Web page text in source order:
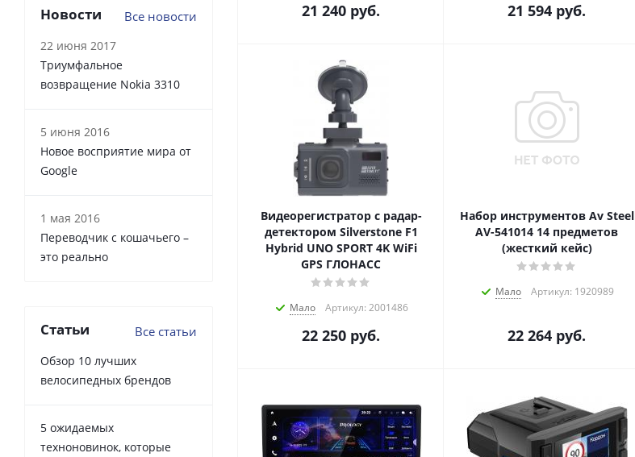
21 240 руб. 21 594 руб.
Видеорегистратор с радар-
детектором Silverstone F1
Hybrid UNO SPORT 4K WiFi
GPS ГЛОНАСС
Мало Артикул: 2001486
22 250 руб.
Набор инструментов Av Steel
AV-541014 14 предметов
(жесткий кейс)
Мало Артикул: 1920989
22 264 руб.
Новости Все новости
22 июня 2017
Триумфальное
возвращение Nokia 3310
5 июня 2016
Новое восприятие мира от
Google
1 мая 2016
Переводчик с кошачьего –
это реально
Статьи Все статьи
Обзор 10 лучших
велосипедных брендов
5 ожидаемых
техноновинок, которые